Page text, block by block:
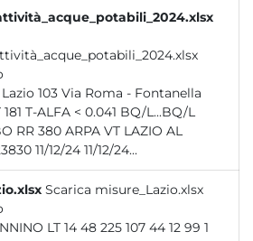
Lazio 103 Via Roma - Fontanella
T-ALFA < 0.041 BQ/L...BQ/L
VT LAZIO AL
11/12/24 11/12/24...
Scarica misure_Lazio.xlsx